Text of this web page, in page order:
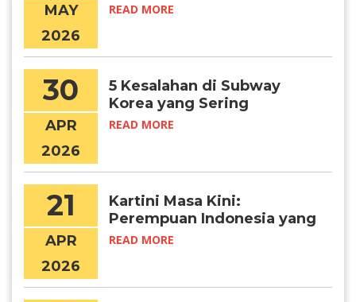
MAY
2026
READ MORE
30
APR
2026
5 Kesalahan di Subway
Korea yang Sering
Dilakukan Turis
READ MORE
21
APR
2026
Kartini Masa Kini:
Perempuan Indonesia yang
Menembus Batas Lewat
READ MORE